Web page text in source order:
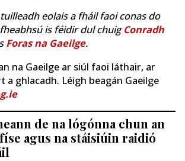
eolais a fháil faoi conas do
is féidir dul chuigConradh
Foras na Gaeilge.
na Gaeilge ar siúl faoi láthair, ar
a ghlacadh. Léigh beagán Gaeilge
de na lógónna chun an
agus na stáisiúin raidió